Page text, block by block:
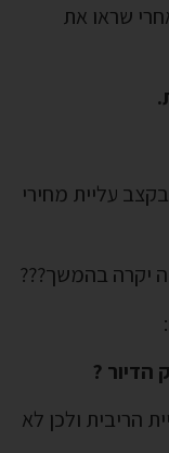
שראו את
עליית מחירי
יקרה בהמשך???
הדיור ?
הריבית ולכן לא